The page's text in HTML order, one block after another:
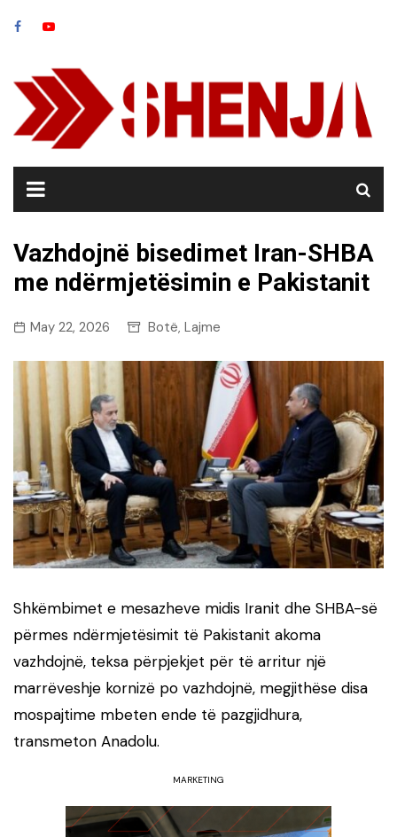
Vazhdojnë bisedimet Iran-SHBA
me ndërmjetësimin e Pakistanit
May 22, 2026 Botë, Lajme
Shkëmbimet e mesazheve midis Iranit dhe SHBA-së
përmes ndërmjetësimit të Pakistanit akoma
vazhdojnë, teksa përpjekjet për të arritur një
marrëveshje kornizë po vazhdojnë, megjithëse disa
mospajtime mbeten ende të pazgjidhura,
transmeton Anadolu.
MARKETING